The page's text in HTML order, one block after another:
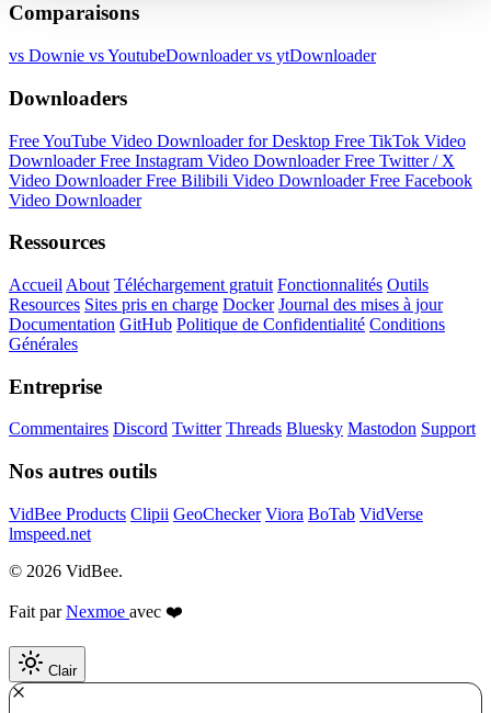
Comparaisons
vs Downie vs YoutubeDownloadervs ytDownloader
Downloaders
Free YouTube Video Downloader for Desktop Free TikTok Video
DownloaderFree Instagram Video DownloaderFree Twitter / X
Video DownloaderFree Bilibili Video DownloaderFree Facebook
Video Downloader
Ressources
Accueil About Téléchargement gratuit Fonctionnalités Outils
Resources Sites pris en charge Docker Journal des mises à jour
Documentation GitHub Politique de Confidentialité Conditions
Générales
Entreprise
Commentaires Discord Twitter Threads Bluesky Mastodon Support
Nos autres outils
VidBee Products Clipii GeoChecker Viora BoTab VidVerse
lmspeed.net
© 2026 VidBee.
Fait parNexmoe avec ❤️
Clair